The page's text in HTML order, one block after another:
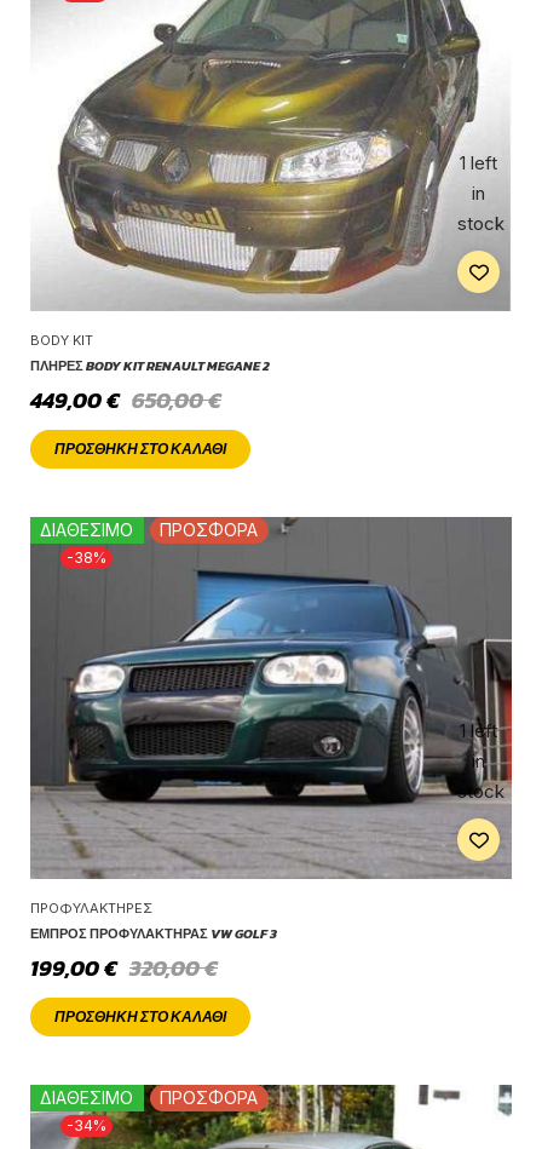
1 left
in
stock
BODY KIT
ΠΛΉΡΕΣ BODY KIT RENAULT MEGANE 2
650,00€
449,00€
ΠΡΟΣΘΉΚΗ ΣΤΟ ΚΑΛΆΘΙ
-38%
ΔΙΑΘΕΣΙΜΟ ΠΡΟΣΦΟΡΑ
1 left
in
stock
ΠΡΟΦΥΛΑΚΤΉΡΕΣ
ΕΜΠΡΌΣ ΠΡΟΦΥΛΑΚΤΉΡΑΣ VW GOLF 3
320,00€
199,00€
ΠΡΟΣΘΉΚΗ ΣΤΟ ΚΑΛΆΘΙ
-34%
ΔΙΑΘΕΣΙΜΟ ΠΡΟΣΦΟΡΑ